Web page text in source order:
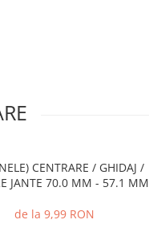
CENTRARE / GHIDAJ /
JANTE 70.0 MM - 57.1 MM
de la 9,99 RON